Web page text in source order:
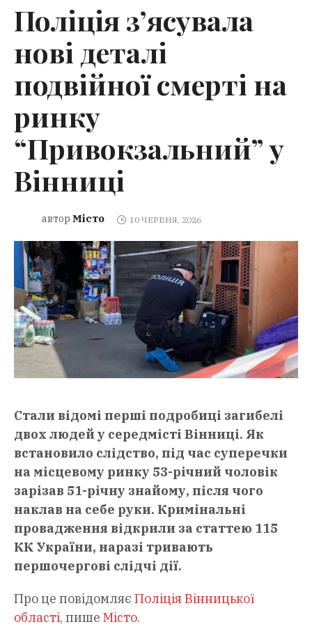
Поліція з’ясувала
нові деталі
подвійної смерті на
ринку
“Привокзальний” у
Вінниці
автор Місто 10 ЧЕРВНЯ, 2026
Стали відомі перші подробиці загибелі
двох людей у середмісті Вінниці. Як
встановило слідство, під час суперечки
на місцевому ринку 53-річний чоловік
зарізав 51-річну знайому, після чого
наклав на себе руки. Кримінальні
провадження відкрили за статтею 115
КК України, наразі тривають
першочергові слідчі дії.
Про це повідомляє Поліція Вінницької
області, пише Місто.